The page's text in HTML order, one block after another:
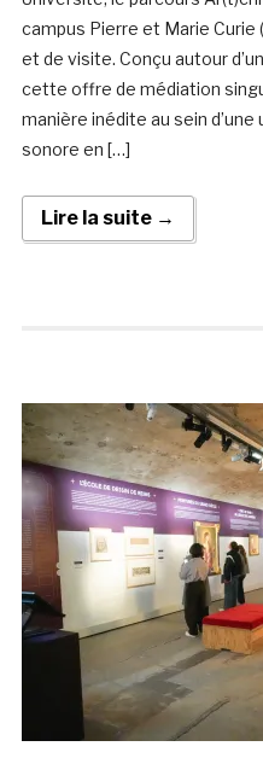
campus Pierre et Marie Curie
et de visite. Conçu autour
cette offre de médiation
manière inédite au sein
sonore en […]
Lire la suite →